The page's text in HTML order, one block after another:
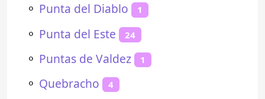
⚬ Punta del Diablo 1
⚬ Punta del Este 24
⚬ Puntas de Valdez 1
⚬ Quebracho 4